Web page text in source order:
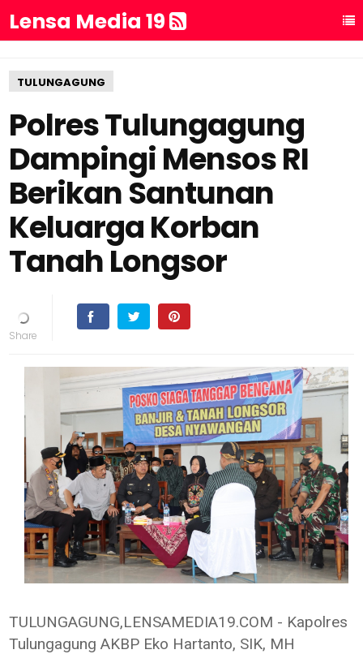
Lensa Media 19
TULUNGAGUNG
Polres Tulungagung
Dampingi Mensos RI
Berikan Santunan
Keluarga Korban
Tanah Longsor
TULUNGAGUNG,LENSAMEDIA19.COM - Kapolres
Tulungagung AKBP Eko Hartanto, SIK, MH